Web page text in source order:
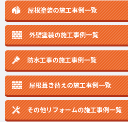
屋根塗装の施工事例一覧
外壁塗装の施工事例一覧
防水工事の施工事例一覧
屋根葺き替えの施工事例一覧
その他リフォームの施工事例一覧